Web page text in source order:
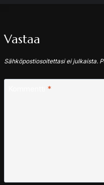
Vastaa
Sähköpostiosoitettasi ei julkaista.
*